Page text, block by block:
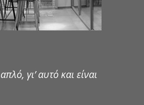
γι’ αυτό και είναι